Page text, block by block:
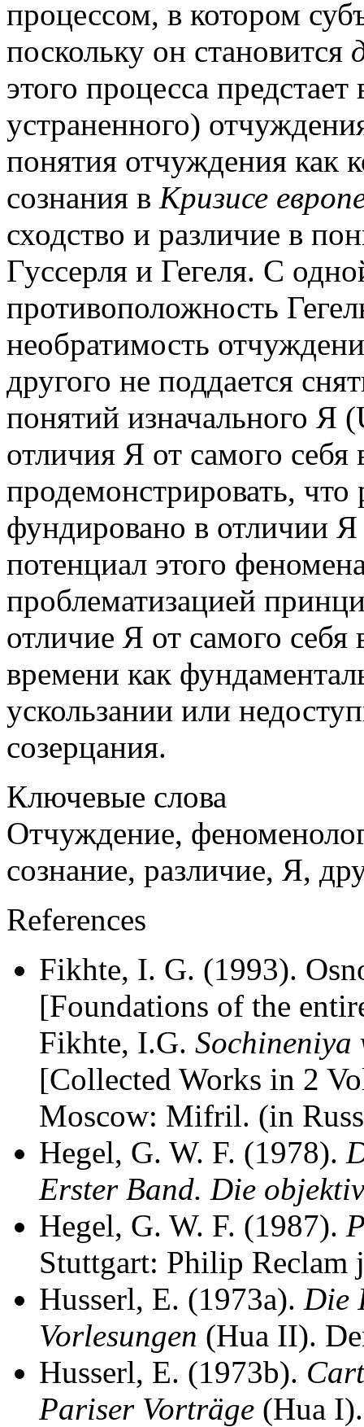
процессом, в котором
поскольку он становится
этого процесса
устраненного)
понятия отчуждения как
сознания в Кризисе
сходство и различие в
Гуссерля и Гегеля. С
противоположность
необратимость
другого не поддается
понятий изначального Я
отличия Я от самого себя
продемонстрировать, что
фундировано в отличии Я
потенциал этого
проблематизацией
отличие Я от самого
времени как
ускользании или
созерцания.
Ключевые слова
Отчуждение,
сознание, различие, Я,
References
Fikhte, I. G. (1993).
[Foundations of the
Fikhte, I.G. Sochineniya
[Collected Works in 2
Moscow: Mifril. (in
Hegel, G. W. F. (1978).
Erster Band. Die
Hegel, G. W. F. (1987).
Stuttgart: Philip Reclam
Husserl, E. (1973a). Die
Vorlesungen (Hua II).
Husserl, E. (1973b).
Pariser Vorträge (Hua